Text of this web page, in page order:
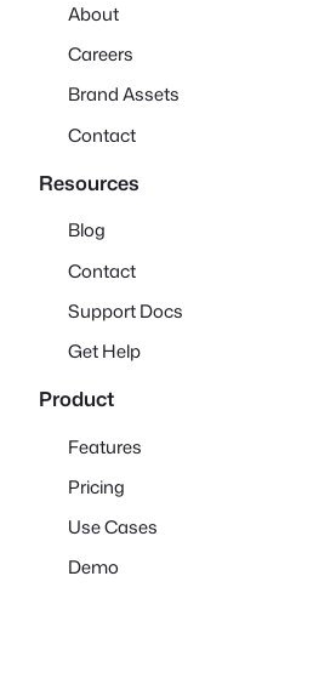
About
Careers
Brand Assets
Contact
Resources
Blog
Contact
Support Docs
Get Help
Product
Features
Pricing
Use Cases
Demo